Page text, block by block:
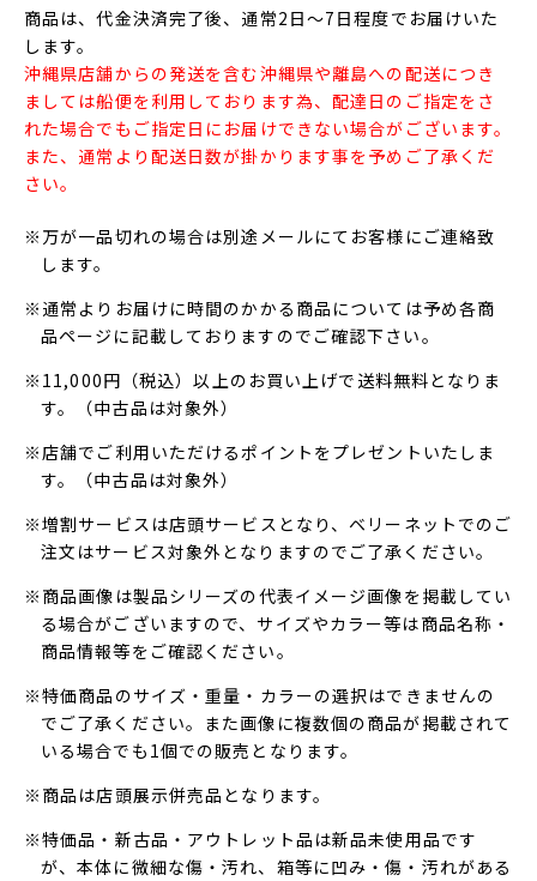
商品は、代金決済完了後、通常2日～7日程度でお届けいた
します。
沖縄県店舗からの発送を含む沖縄県や離島への配送につき
ましては船便を利用しております為、配達日のご指定をさ
れた場合でもご指定日にお届けできない場合がございます。
また、通常より配送日数が掛かります事を予めご了承くだ
さい。
※万が一品切れの場合は別途メールにてお客様にご連絡致
します。
※通常よりお届けに時間のかかる商品については予め各商
品ページに記載しておりますのでご確認下さい。
※11,000円（税込）以上のお買い上げで送料無料となりま
す。（中古品は対象外）
※店舗でご利用いただけるポイントをプレゼントいたしま
す。（中古品は対象外）
※増割サービスは店頭サービスとなり、ベリーネットでのご
注文はサービス対象外となりますのでご了承ください。
※商品画像は製品シリーズの代表イメージ画像を掲載してい
る場合がございますので、サイズやカラー等は商品名称・
商品情報等をご確認ください。
※特価商品のサイズ・重量・カラーの選択はできませんの
でご了承ください。また画像に複数個の商品が掲載されて
いる場合でも1個での販売となります。
※商品は店頭展示併売品となります。
※特価品・新古品・アウトレット品は新品未使用品です
が、本体に微細な傷・汚れ、箱等に凹み・傷・汚れがある